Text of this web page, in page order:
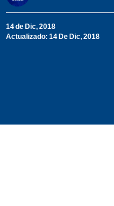
14 de Dic, 2018
Actualizado: 14 De Dic, 2018